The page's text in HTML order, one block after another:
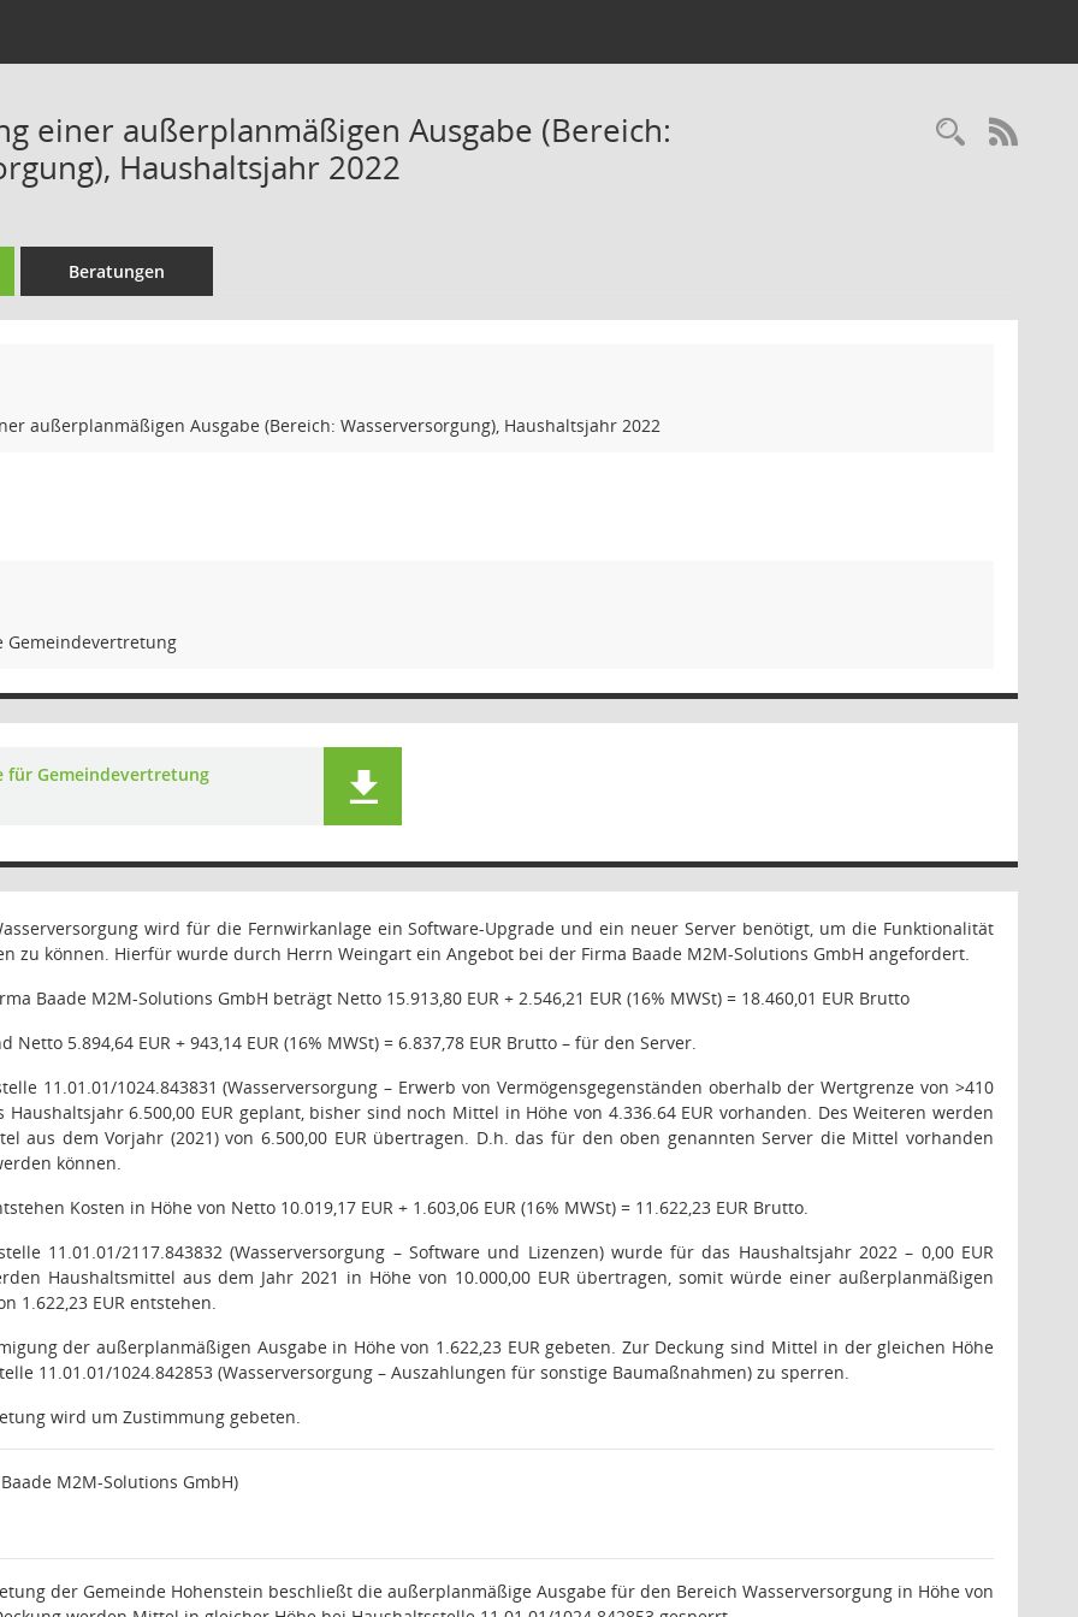
einer außerplanmäßigen Ausgabe (Bereich:
Haushaltsjahr 2022
Beratungen
außerplanmäßigen Ausgabe (Bereich: Wasserversorgung), Haushaltsjahr 2022
Gemeindevertretung
für Gemeindevertretung
wird für die Fernwirkanlage ein Software-Upgrade und ein neuer Server benötigt, um die Funktionalität
zu können. Hierfür wurde durch Herrn Weingart ein Angebot bei der Firma Baade M2M-Solutions GmbH angefordert.
Baade M2M-Solutions GmbH beträgt Netto 15.913,80 EUR + 2.546,21 EUR (16% MWSt) = 18.460,01 EUR Brutto
5.894,64 EUR + 943,14 EUR (16% MWSt) = 6.837,78 EUR Brutto – für den Server.
11.01.01/1024.843831 (Wasserversorgung – Erwerb von Vermögensgegenständen oberhalb der Wertgrenze von >410
Haushaltsjahr 6.500,00 EUR geplant, bisher sind noch Mittel in Höhe von 4.336.64 EUR vorhanden. Des Weiteren werden
aus dem Vorjahr (2021) von 6.500,00 EUR übertragen. D.h. das für den oben genannten Server die Mittel vorhanden
können.
Kosten in Höhe von Netto 10.019,17 EUR + 1.603,06 EUR (16% MWSt) = 11.622,23 EUR Brutto.
11.01.01/2117.843832 (Wasserversorgung – Software und Lizenzen) wurde für das Haushaltsjahr 2022 – 0,00 EUR
Haushaltsmittel aus dem Jahr 2021 in Höhe von 10.000,00 EUR übertragen, somit würde einer außerplanmäßigen
1.622,23 EUR entstehen.
der außerplanmäßigen Ausgabe in Höhe von 1.622,23 EUR gebeten. Zur Deckung sind Mittel in der gleichen Höhe
11.01.01/1024.842853 (Wasserversorgung – Auszahlungen für sonstige Baumaßnahmen) zu sperren.
wird um Zustimmung gebeten.
M2M-Solutions GmbH)
der Gemeinde Hohenstein beschließt die außerplanmäßige Ausgabe für den Bereich Wasserversorgung in Höhe von